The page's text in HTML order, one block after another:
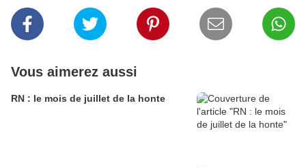
Vous aimerez aussi
RN : le mois de juillet de la honte